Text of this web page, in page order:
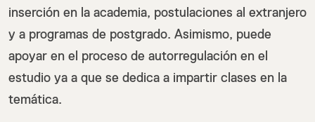
inserción en la academia, postulaciones al extranjero
y a programas de postgrado. Asimismo, puede
apoyar en el proceso de autorregulación en el
estudio ya a que se dedica a impartir clases en la
temática.